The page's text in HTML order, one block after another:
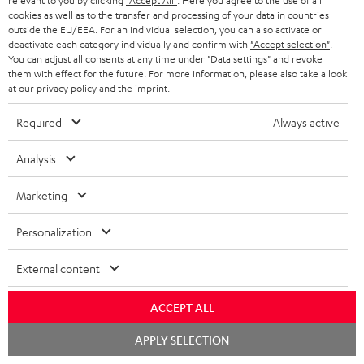
Gold
5.2-AV-Receiver der Oberklasse mit
85 Watt Ausgangsleistung pro
Kanal
Deal
7 149, 00SEK
8 299, SEK Letzter niedrigster Preis
3001
SP
Schwarz
Standfuß AC 3001 SP
Standfuß der HiFi-Klasse für Säulen-
und Micro-Lautsprecher
Standfuß
cookies as well as to the transfer and processing of your data in countries
outside the EU/EEA. For an individual selection, you can also activate or
deactivate each category individually and confirm with "Accept selection"
You can adjust all consents at any time under "Data settings" and revoke
them with effect for the future. For more information, please also take a look
at our privacy policyand the imprint
Required Always active
Analysis
Marketing
Personalization
External content
ACCEPT ALL
APPLY SELECTION